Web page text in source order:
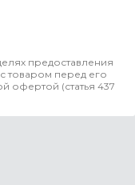
предоставления
товаром перед его
офертой (статья 437